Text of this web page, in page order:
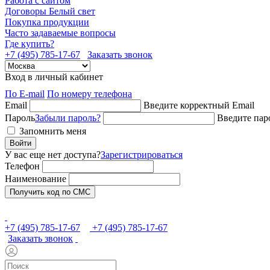
Договоры Белый свет
Покупка продукции
Часто задаваемые вопросы
Где купить?
+7 (495) 785-17-67
Заказать звонок
Вход в личный кабинет
По E-mail По номеру телефона
Email
Введите корректный Email
ПарольЗабыли пароль?
Введите
Запомнить меня
Войти
У вас еще нет доступа?Зарегистрироваться
Телефон
Наименование
Получить код по СМС
+7 (495) 785-17-67
+7 (495) 785-17-67
Заказать звонок